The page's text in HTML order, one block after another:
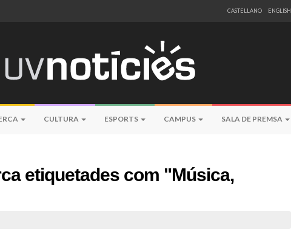
CASTELLANO ENGLISH
CULTURA ESPORTS CAMPUS SALA DE PREMSA
etiquetades com "Música,